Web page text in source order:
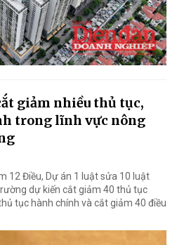
giảm nhiều thủ tục,
trong lĩnh vực nông
12 Điều, Dự án 1 luật sửa 10 luật
dự kiến cắt giảm 40 thủ tục
tục hành chính và cắt giảm 40 điều